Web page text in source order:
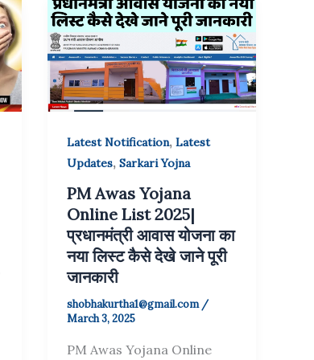
Latest Notification,Latest
Updates,Sarkari Yojna
PM Awas Yojana
Online List 2025|
प्रधानमंत्री आवास योजना का
नया लिस्ट कैसे देखे जाने पूरी
जानकारी
shobhakurtha1@gmail.com /
March 3, 2025
PM Awas Yojana Online